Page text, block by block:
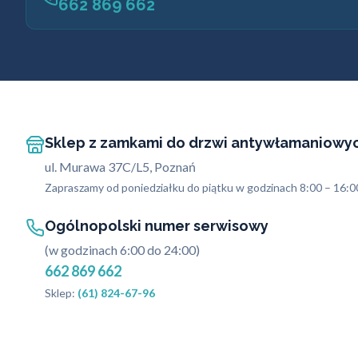
662 869 662
Sklep z zamkami do drzwi
ul. Murawa 37C/L5, Poznań
Zapraszamy od poniedziałku do piątku w godzinach 8:00 –
Ogólnopolski numer serwisowy
(w godzinach 6:00 do 24:00)
662 869 662
Sklep: (61) 824-67-96